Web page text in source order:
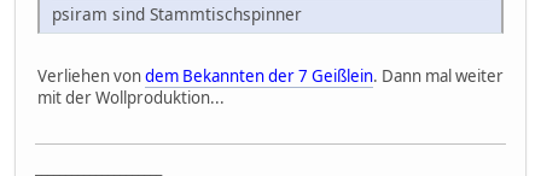
psiram sind Stammtischspinner
Verliehen vondem Bekannten der 7 Geißlein. Dann mal weiter
mit der Wollproduktion...